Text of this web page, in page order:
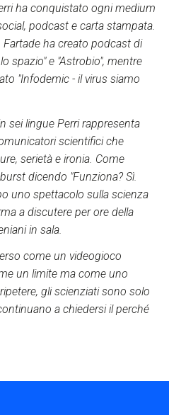
ha conquistato ogni medium
podcast e carta stampata.
ha creato podcast di
spazio" e "Astrobio", mentre
"Infodemic - il virus siamo
sei lingue Perri rappresenta
scientifici che
serietà e ironia. Come
dicendo "Funziona? Sì.
uno spettacolo sulla scienza
a discutere per ore della
in sala.
come un videogioco
un limite ma come uno
gli scienziati sono solo
a chiedersi il perché